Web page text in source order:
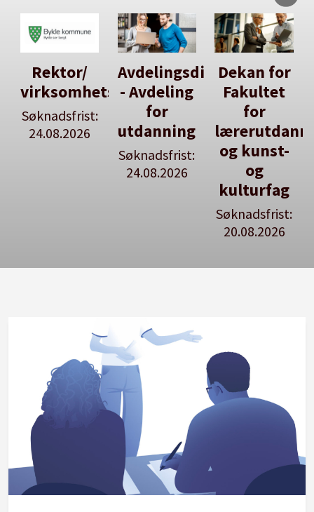
Avdelingsdirektør
- Avdeling
for
utdanning
Dekan for
Fakultet
for
lærerutdanning
og kunst-
og
Her kan
du utlyse
en ledig
stilling
Se våre
stillingspakker